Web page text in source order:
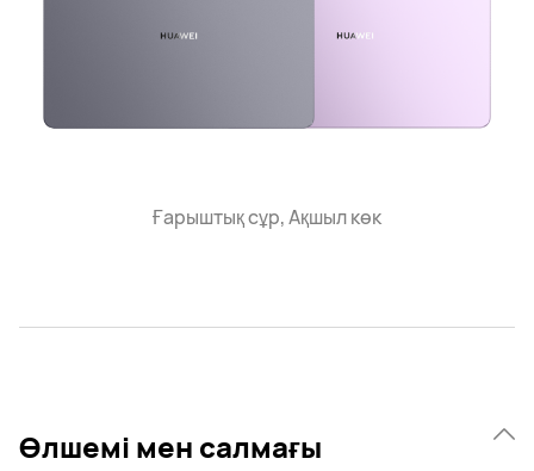
Ғарыштық сұр, Ақшыл көк
Өлшемі мен салмағы